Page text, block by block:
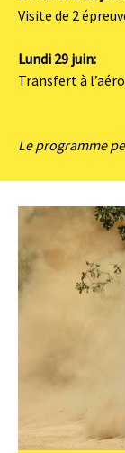
Visite de 2
Lundi 29 juin:
Transfert à
Le programme